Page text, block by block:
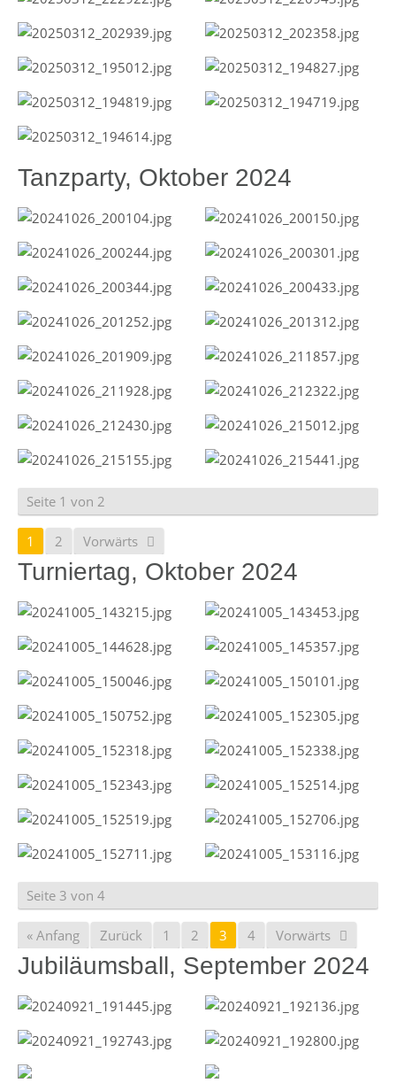
Tanzparty, Oktober 2024
Seite 1 von 2
1 2 Vorwärts
Turniertag, Oktober 2024
Seite 3 von 4
« Anfang Zurück 1 2 3 4 Vorwärts
Jubiläumsball, September 2024